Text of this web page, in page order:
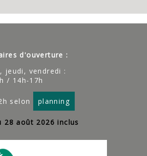
d'ouverture :
jeudi, vendredi :
/ 14h-17h
selon planning
28 août 2026 inclus